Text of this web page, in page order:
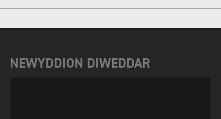
NEWYDDION DIWEDDAR